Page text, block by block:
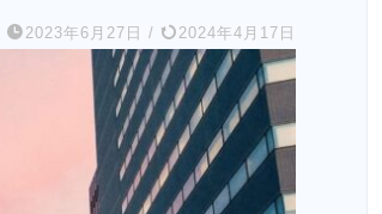
2023年6月27日 / 2024年4月17日